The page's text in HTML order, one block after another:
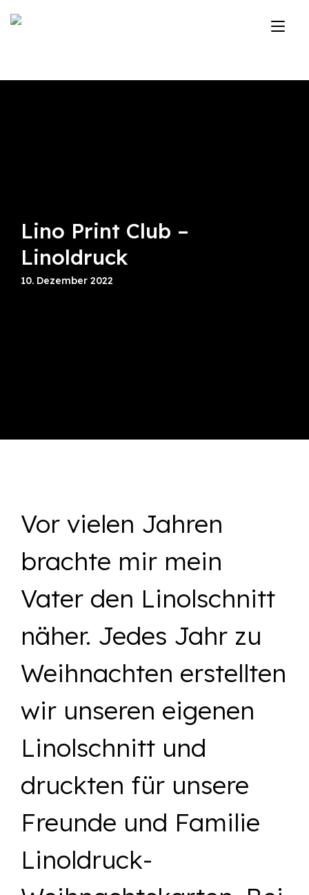
Inhalt
Lino Print Club –
Linoldruck
10. Dezember 2022
Vor vielen Jahren
brachte mir mein
Vater den Linolschnitt
näher. Jedes Jahr zu
Weihnachten erstellten
wir unseren eigenen
Linolschnitt und
druckten für unsere
Freunde und Familie
Linoldruck-